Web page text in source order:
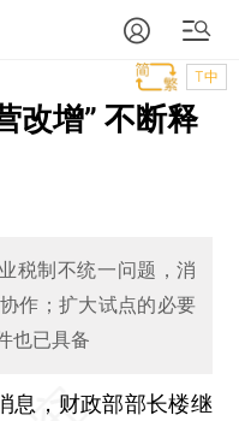
T中
改增” 不断释
税制不统一问题，消
作；扩大试点的必要
也已具备
，财政部部长楼继